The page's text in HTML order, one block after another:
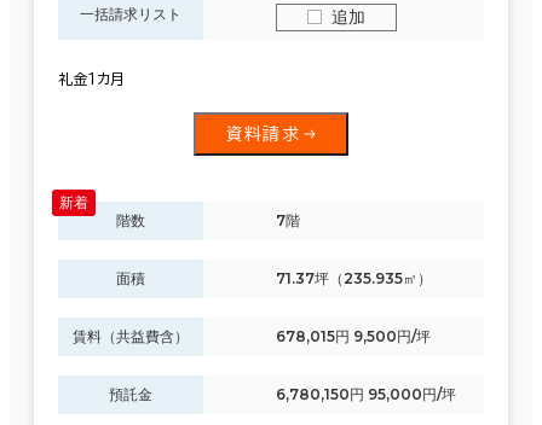
一括請求リスト 追加
礼金１カ月
資料請求
階数 7階
面積 71.37坪（235.935㎡）
賃料（共益費含） 678,015円 9,500円/坪
預託金 6,780,150円 95,000円/坪